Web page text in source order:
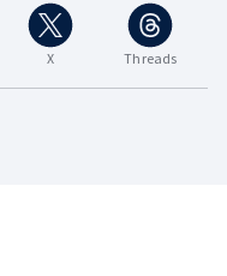
X Threads